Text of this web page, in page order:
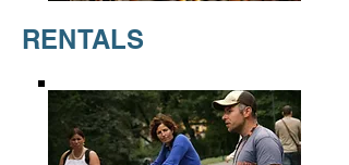
RENTALS